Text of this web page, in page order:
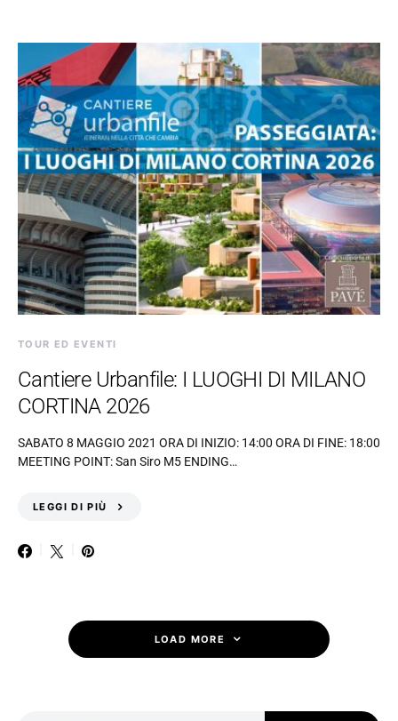
TOUR ED EVENTI
Cantiere Urbanfile: I LUOGHI DI MILANO
CORTINA 2026
SABATO 8 MAGGIO 2021 ORA DI INIZIO: 14:00 ORA DI FINE: 18:00
MEETING POINT: San Siro M5 ENDING…
LEGGI DI PIÙ
LOAD MORE